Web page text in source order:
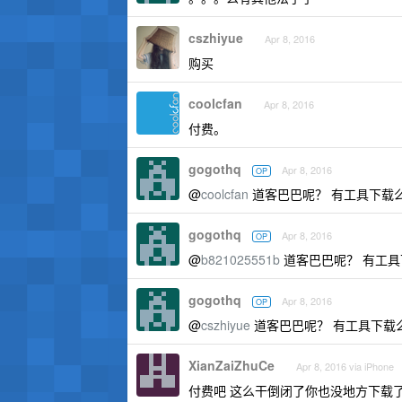
cszhiyue Apr 8, 2016
购买
coolcfan Apr 8, 2016
付费。
gogothq OP Apr 8, 2016
@coolcfan 道客巴巴呢？ 有工具下载
gogothq OP Apr 8, 2016
@b821025551b 道客巴巴呢？ 有工具
gogothq OP Apr 8, 2016
@cszhiyue 道客巴巴呢？ 有工具下载
XianZaiZhuCe Apr 8, 2016 via iPhone
付费吧 这么干倒闭了你也没地方下载